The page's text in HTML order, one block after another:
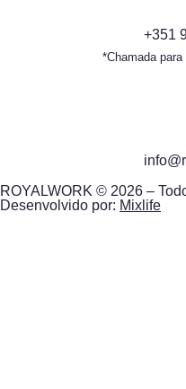
+351
*Chamada
ROYALWORK © 2026 –
Desenvolvido por: Mixlife